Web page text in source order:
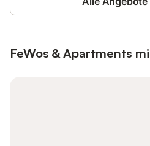
FeWos & Apartments